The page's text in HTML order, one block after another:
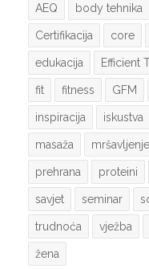
AEQ body tehnika
Certifikacija core
edukacija Efficient
fit fitness GFM
inspiracija iskustva
masaža mršavljenje
prehrana proteini
savjet seminar
trudnoća vježba
žena